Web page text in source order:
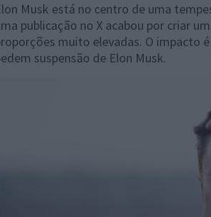
Musk está no centro de uma
publicação no X acabou por criar
muito elevadas. O impacto
suspensão de Elon Musk.